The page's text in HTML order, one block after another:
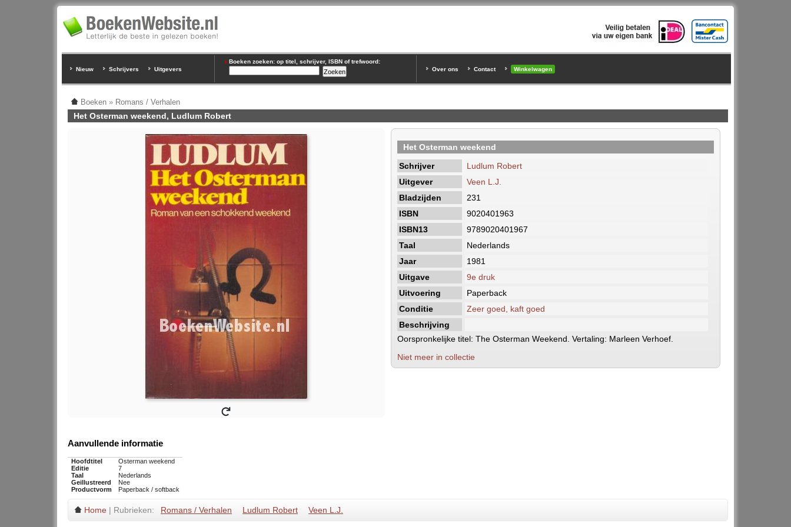
Nieuw Schrijvers Uitgevers
Boeken zoeken: op titel, schrijver, ISBN of trefwoord:
Over ons
Contact Winkelwagen
Boeken » Romans / Verhalen
Het Osterman weekend, Ludlum Robert
Het Osterman weekend
Schrijver
Ludlum Robert
Uitgever
Veen L.J.
Bladzijden
231
ISBN
9020401963
ISBN13
9789020401967
Taal
Nederlands
Jaar
1981
Uitgave
9e druk
Uitvoering
Paperback
Conditie
Zeer goed, kaft goed
Beschrijving
Oorspronkelijke titel: The Osterman Weekend. Vertaling: Marleen Verhoef.
Niet meer in collectie
Aanvullende informatie
Hoofdtitel
Osterman weekend
Editie
7
Taal
Nederlands
Geillustreerd
Nee
Productvorm
Paperback / softback
Home | Rubrieken: Romans / Verhalen Ludlum Robert Veen L.J.